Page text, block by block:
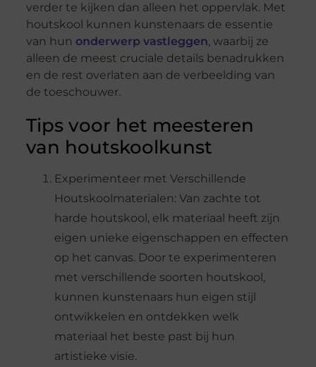
verder te kijken dan alleen het oppervlak. Met
houtskool kunnen kunstenaars de essentie
van hun onderwerp vastleggen, waarbij ze
alleen de meest cruciale details benadrukken
en de rest overlaten aan de verbeelding van
de toeschouwer.
Tips voor het meesteren
van houtskoolkunst
Experimenteer met Verschillende
Houtskoolmaterialen: Van zachte tot
harde houtskool, elk materiaal heeft zijn
eigen unieke eigenschappen en effecten
op het canvas. Door te experimenteren
met verschillende soorten houtskool,
kunnen kunstenaars hun eigen stijl
ontwikkelen en ontdekken welk
materiaal het beste past bij hun
artistieke visie.